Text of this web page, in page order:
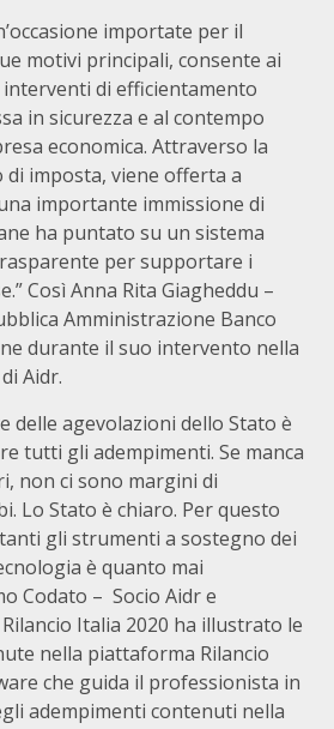
importate per il
motivi principali, consente ai
di efficientamento
in sicurezza e al contempo
economica. Attraverso la
di imposta, viene offerta a
importante immissione di
ha puntato su un sistema
per supportare i
Così Anna Rita Giagheddu –
Amministrazione Banco
durante il suo intervento nella
Aidr.
delle agevolazioni dello Stato è
tutti gli adempimenti. Se manca
non ci sono margini di
Lo Stato è chiaro. Per questo
gli strumenti a sostegno dei
è quanto mai
Codato – Socio Aidr e
Italia 2020 ha illustrato le
nella piattaforma Rilancio
che guida il professionista in
adempimenti contenuti nella